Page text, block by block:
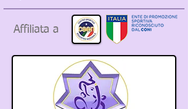
Affiliata a